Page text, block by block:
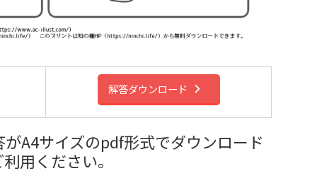
解答ダウンロード
A4サイズのpdf形式でダウンロード
用ください。